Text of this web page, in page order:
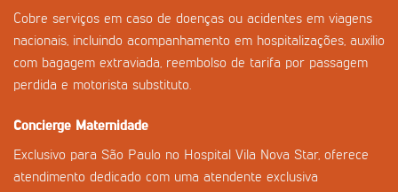
Cobre serviços em caso de doenças ou acidentes em viagens
nacionais, incluindo acompanhamento em hospitalizações, auxílio
com bagagem extraviada, reembolso de tarifa por passagem
perdida e motorista substituto.
Concierge Maternidade
Exclusivo para São Paulo no Hospital Vila Nova Star, oferece
atendimento dedicado com uma atendente exclusiva